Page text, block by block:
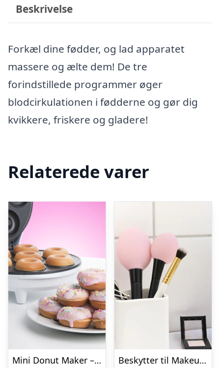
Beskrivelse
Forkæl dine fødder, og lad apparatet
massere og ælte dem! De tre
forindstillede programmer øger
blodcirkulationen i fødderne og gør dig
kvikkere, friskere og gladere!
Relaterede varer
Mini Donut Maker – KitchPro
Beskytter til Makeupbørster 3-pak